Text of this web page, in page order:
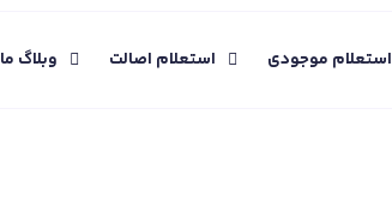
استعلام موجودی استعلام اصالت وبلاگ ما